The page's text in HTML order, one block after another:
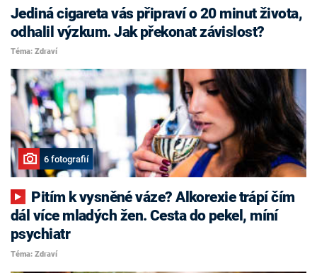
Jediná cigareta vás připraví o 20 minut života,
odhalil výzkum. Jak překonat závislost?
Téma: Zdraví
6 fotografií
dál více mladých žen. Cesta do pekel, míní
psychiatr
Téma: Zdraví